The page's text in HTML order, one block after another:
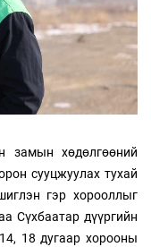
замын хөдөлгөөний
сууцжуулах тухай
гэр хорооллыг
Сүхбаатар дүүргийн
18 дугаар хорооны